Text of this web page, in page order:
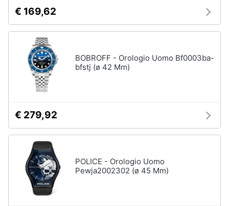
€ 169,62
BOBROFF - Orologio Uomo Bf0003ba-
bfstj (ø 42 Mm)
€ 279,92
POLICE - Orologio Uomo
Pewja2002302 (ø 45 Mm)